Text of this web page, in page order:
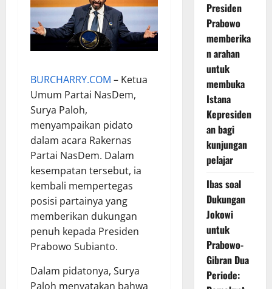
BURCHARRY.COM – Ketua
Umum Partai NasDem,
Surya Paloh,
menyampaikan pidato
dalam acara Rakernas
Partai NasDem. Dalam
kesempatan tersebut, ia
kembali mempertegas
posisi partainya yang
memberikan dukungan
penuh kepada Presiden
Prabowo Subianto.
Dalam pidatonya, Surya
Paloh menyatakan bahwa
Presiden
Prabowo
memberika
n arahan
untuk
membuka
Istana
Kepresiden
an bagi
kunjungan
pelajar
Ibas soal
Dukungan
Jokowi
untuk
Prabowo-
Gibran Dua
Periode: